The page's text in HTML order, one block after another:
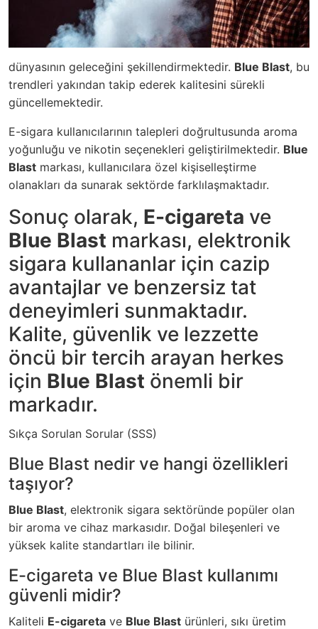
dünyasının geleceğini şekillendirmektedir. Blue Blast, bu
trendleri yakından takip ederek kalitesini sürekli
güncellemektedir.
E-sigara kullanıcılarının talepleri doğrultusunda aroma
yoğunluğu ve nikotin seçenekleri geliştirilmektedir. Blue
Blast markası, kullanıcılara özel kişiselleştirme
olanakları da sunarak sektörde farklılaşmaktadır.
Sonuç olarak, E-cigareta ve
Blue Blast markası, elektronik
sigara kullananlar için cazip
avantajlar ve benzersiz tat
deneyimleri sunmaktadır.
Kalite, güvenlik ve lezzette
öncü bir tercih arayan herkes
için Blue Blast önemli bir
markadır.
Sıkça Sorulan Sorular (SSS)
Blue Blast nedir ve hangi özellikleri
taşıyor?
Blue Blast, elektronik sigara sektöründe popüler olan
bir aroma ve cihaz markasıdır. Doğal bileşenleri ve
yüksek kalite standartları ile bilinir.
E-cigareta ve Blue Blast kullanımı
güvenli midir?
Kaliteli E-cigareta ve Blue Blast ürünleri, sıkı üretim